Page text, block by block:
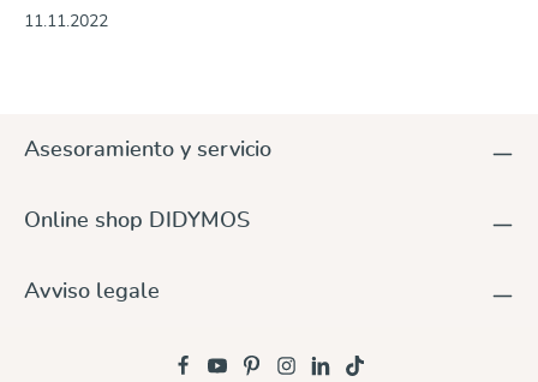
11.11.2022
Asesoramiento y servicio
Online shop DIDYMOS
Avviso legale